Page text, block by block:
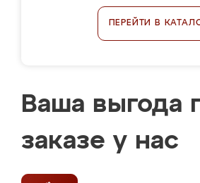
ПЕРЕЙТИ В
Ваша выгода
заказе у нас